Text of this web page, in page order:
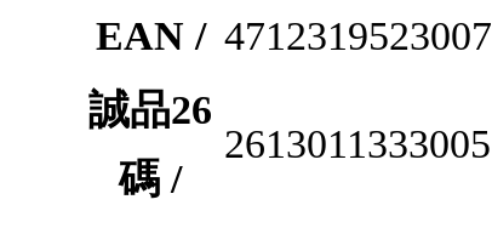
EAN / 4712319523007
誠品26
碼 /
2613011333005